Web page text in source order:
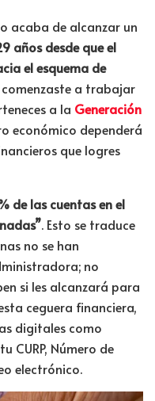
acaba de alcanzar un
años desde que el
el esquema de
comenzaste a trabajar
a la Generación
económico dependerá
que logres
de las cuentas en el
. Esto se traduce
no se han
; no
si les alcanzará para
ceguera financiera,
digitales como
CURP, Número de
electrónico.